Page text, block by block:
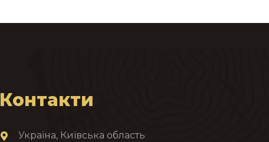
Контакти
Україна, Київська область